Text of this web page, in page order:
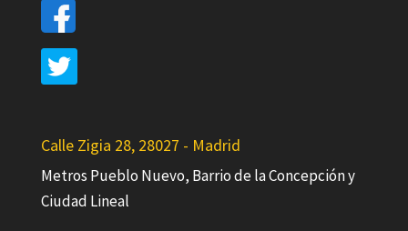
Calle Zigia 28, 28027 - Madrid
Metros Pueblo Nuevo, Barrio de la Concepción y
Ciudad Lineal